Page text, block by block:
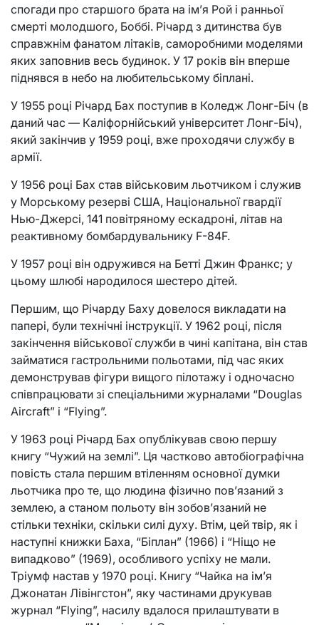
спогади про старшого брата на ім’я Рой і ранньої
смерті молодшого, Боббі. Річард з дитинства був
справжнім фанатом літаків, саморобними моделями
яких заповнив весь будинок. У 17 років він вперше
піднявся в небо на любительському біплані.
У 1955 році Річард Бах поступив в Коледж Лонг-Біч (в
даний час — Каліфорнійський університет Лонг-Біч),
який закінчив у 1959 році, вже проходячи службу в
армії.
У 1956 році Бах став військовим льотчиком і служив
у Морському резерві США, Національної гвардії
Нью-Джерсі, 141 повітряному ескадроні, літав на
реактивному бомбардувальнику F-84F.
У 1957 році він одружився на Бетті Джин Франкс; у
цьому шлюбі народилося шестеро дітей.
Першим, що Річарду Баху довелося викладати на
папері, були технічні інструкції. У 1962 році, після
закінчення військової служби в чині капітана, він став
займатися гастрольними польотами, під час яких
демонстрував фігури вищого пілотажу і одночасно
співпрацювати зі спеціальними журналами “Douglas
Aircraft” і “Flying”.
У 1963 році Річард Бах опублікував свою першу
книгу “Чужий на землі”. Ця частково автобіографічна
повість стала першим втіленням основної думки
льотчика про те, що людина фізично пов’язаний з
землею, а станом польоту він зобов’язаний не
стільки техніки, скільки силі духу. Втім, цей твір, як і
наступні книжки Баха, “Біплан” (1966) і “Ніщо не
випадково” (1969), особливого успіху не мали.
Тріумф настав у 1970 році. Книгу “Чайка на ім’я
Джонатан Лівінгстон”, яку частинами друкував
журнал “Flying”, насилу вдалося прилаштувати в